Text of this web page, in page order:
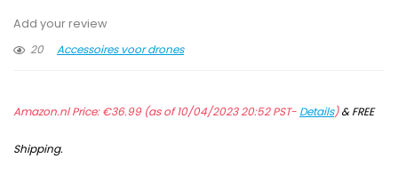
Add your review
20
Accessoires voor drones
Amazon.nl Price:€36.99(as of 10/04/2023 20:52 PST- Details)&FREE
Shipping.